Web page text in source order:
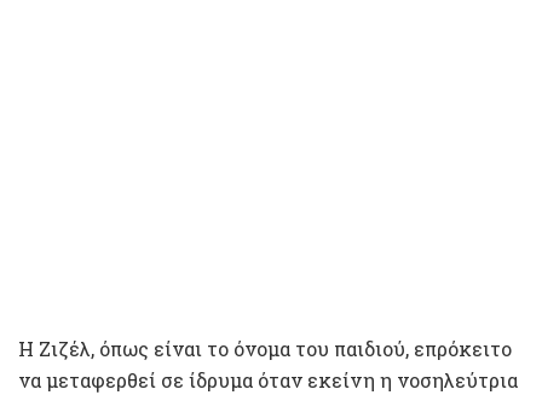
Η Ζιζέλ, όπως είναι το όνομα του παιδιού, επρόκειτο
να μεταφερθεί σε ίδρυμα όταν εκείνη η νοσηλεύτρια